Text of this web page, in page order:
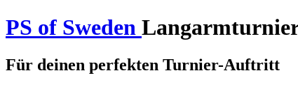
PS of Sweden
Für deinen perfekten Turnier-Auftritt